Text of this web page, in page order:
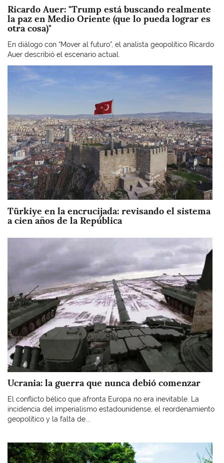
Ricardo Auer: "Trump está buscando realmente
la paz en Medio Oriente (que lo pueda lograr es
otra cosa)"
En diálogo con “Mover al futuro”, el analista geopolítico Ricardo
Auer describió el escenario actual.
Imagen
Türkiye en la encrucijada: revisando el sistema
a cien años de la República
Ucrania: la guerra que nunca debió comenzar
El conflicto bélico que afronta Europa no era inevitable. La
incidencia del imperialismo estadounidense, el reordenamiento
geopolítico y la falta de...
Imagen